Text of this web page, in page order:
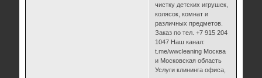
чистку детских игрушек,
колясок, комнат и
различных предметов.
Заказ по тел. +7 915 204
1047 Наш канал:
t.me/wwcleaning Москва
и Московская область
Услуги клининга офиса,